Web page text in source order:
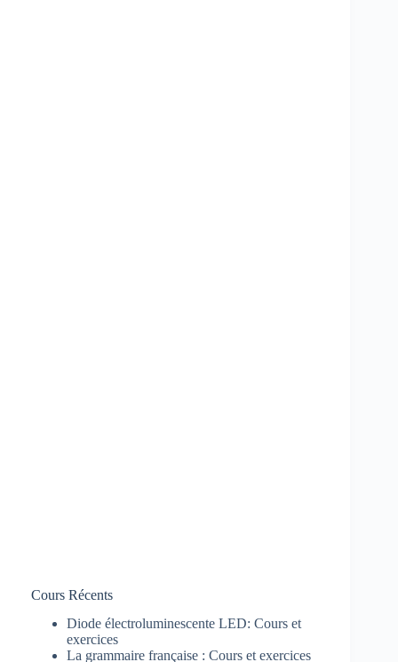
Cours Récents
Diode électroluminescente LED: Cours et
exercices
La grammaire française : Cours et exercices